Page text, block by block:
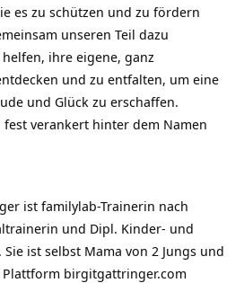
es zu schützen und zu fördern
unseren Teil dazu
ihre eigene, ganz
und zu entfalten, um eine
und Glück zu erschaffen.
fest verankert hinter dem Namen
ist familylab-Trainerin nach
und Dipl. Kinder- und
ist selbst Mama von 2 Jungs und
birgitgattringer.com